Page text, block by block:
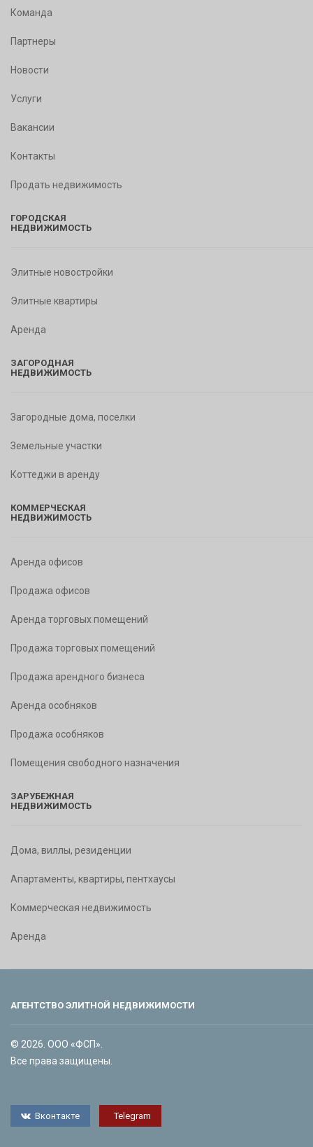
Команда
Партнеры
Новости
Услуги
Вакансии
Контакты
Продать недвижимость
ГОРОДСКАЯ
НЕДВИЖИМОСТЬ
Элитные новостройки
Элитные квартиры
Аренда
ЗАГОРОДНАЯ
НЕДВИЖИМОСТЬ
Загородные дома, поселки
Земельные участки
Коттеджи в аренду
КОММЕРЧЕСКАЯ
НЕДВИЖИМОСТЬ
Аренда офисов
Продажа офисов
Аренда торговых помещений
Продажа торговых помещений
Продажа арендного бизнеса
Аренда особняков
Продажа особняков
Помещения свободного назначения
ЗАРУБЕЖНАЯ
НЕДВИЖИМОСТЬ
Дома, виллы, резиденции
Апартаменты, квартиры, пентхаусы
Коммерческая недвижимость
Аренда
АГЕНТСТВО ЭЛИТНОЙ НЕДВИЖИМОСТИ
© 2026. ООО «ФСП».
Все права защищены.
Вконтакте Telegram